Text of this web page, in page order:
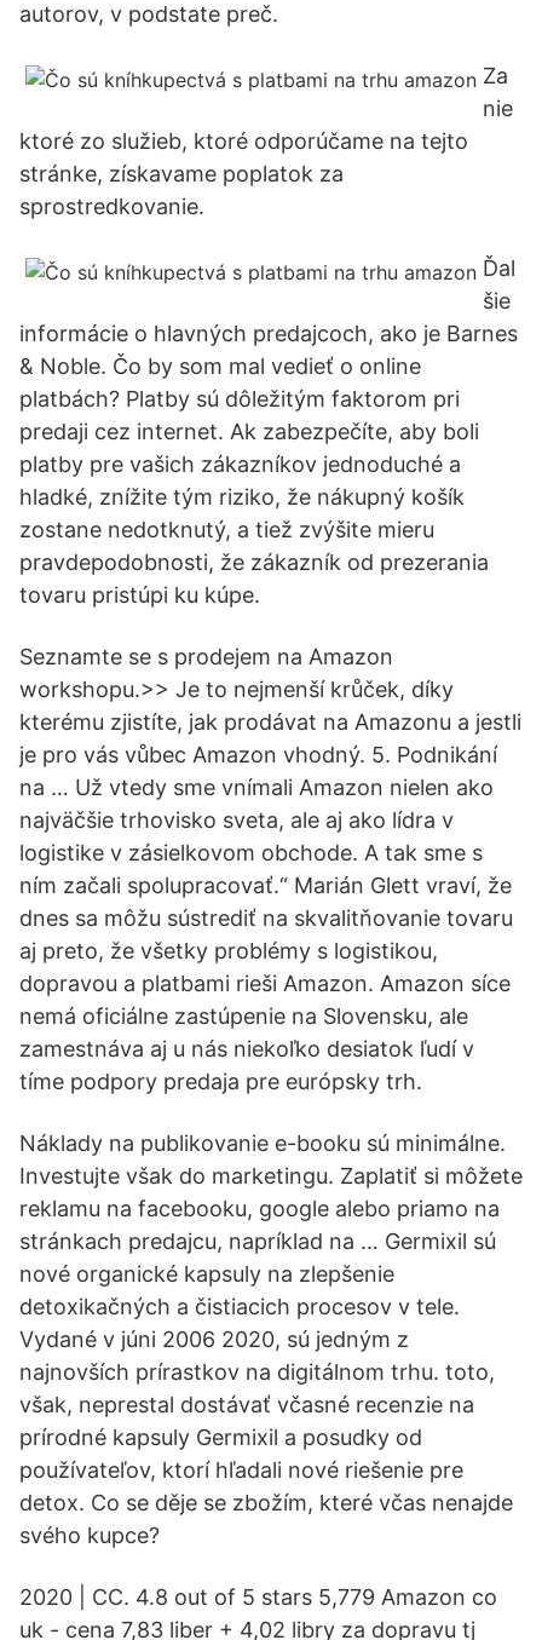
autorov, v podstate preč.
Za
nie
ktoré zo služieb, ktoré odporúčame na tejto
stránke, získavame poplatok za
sprostredkovanie.
Ďal
šie
informácie o hlavných predajcoch, ako je Barnes
& Noble. Čo by som mal vedieť o online
platbách? Platby sú dôležitým faktorom pri
predaji cez internet. Ak zabezpečíte, aby boli
platby pre vašich zákazníkov jednoduché a
hladké, znížite tým riziko, že nákupný košík
zostane nedotknutý, a tiež zvýšite mieru
pravdepodobnosti, že zákazník od prezerania
tovaru pristúpi ku kúpe.
Seznamte se s prodejem na Amazon
workshopu.>> Je to nejmenší krůček, díky
kterému zjistíte, jak prodávat na Amazonu a jestli
je pro vás vůbec Amazon vhodný. 5. Podnikání
na … Už vtedy sme vnímali Amazon nielen ako
najväčšie trhovisko sveta, ale aj ako lídra v
logistike v zásielkovom obchode. A tak sme s
ním začali spolupracovať.“ Marián Glett vraví, že
dnes sa môžu sústrediť na skvalitňovanie tovaru
aj preto, že všetky problémy s logistikou,
dopravou a platbami rieši Amazon. Amazon síce
nemá oficiálne zastúpenie na Slovensku, ale
zamestnáva aj u nás niekoľko desiatok ľudí v
tíme podpory predaja pre európsky trh.
Náklady na publikovanie e-booku sú minimálne.
Investujte však do marketingu. Zaplatiť si môžete
reklamu na facebooku, google alebo priamo na
stránkach predajcu, napríklad na … Germixil sú
nové organické kapsuly na zlepšenie
detoxikačných a čistiacich procesov v tele.
Vydané v júni 2006 2020, sú jedným z
najnovších prírastkov na digitálnom trhu. toto,
však, neprestal dostávať včasné recenzie na
prírodné kapsuly Germixil a posudky od
používateľov, ktorí hľadali nové riešenie pre
detox. Co se děje se zbožím, které včas nenajde
svého kupce?
2020 | CC. 4.8 out of 5 stars 5,779 Amazon co
uk - cena 7,83 liber + 4,02 libry za dopravu tj